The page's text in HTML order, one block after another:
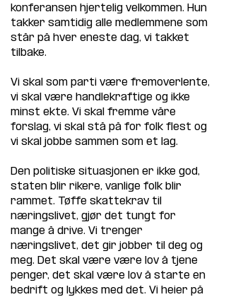
konferansen hjertelig velkommen. Hun
takker samtidig alle medlemmene som
står på hver eneste dag, vi takket
tilbake.
Vi skal som parti være fremoverlente,
vi skal være handlekraftige og ikke
minst ekte. Vi skal fremme våre
forslag, vi skal stå på for folk flest og
vi skal jobbe sammen som et lag.
Den politiske situasjonen er ikke god,
staten blir rikere, vanlige folk blir
rammet. Tøffe skattekrav til
næringslivet, gjør det tungt for
mange å drive. Vi trenger
næringslivet, det gir jobber til deg og
meg. Det skal være være lov å tjene
penger, det skal være lov å starte en
bedrift og lykkes med det. Vi heier på